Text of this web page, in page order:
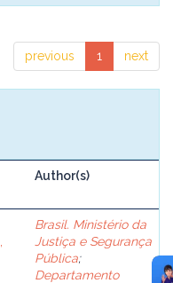
previous 1 next
Author(s)
Brasil. Ministério da
Justiça e Segurança
Pública;
Departamento